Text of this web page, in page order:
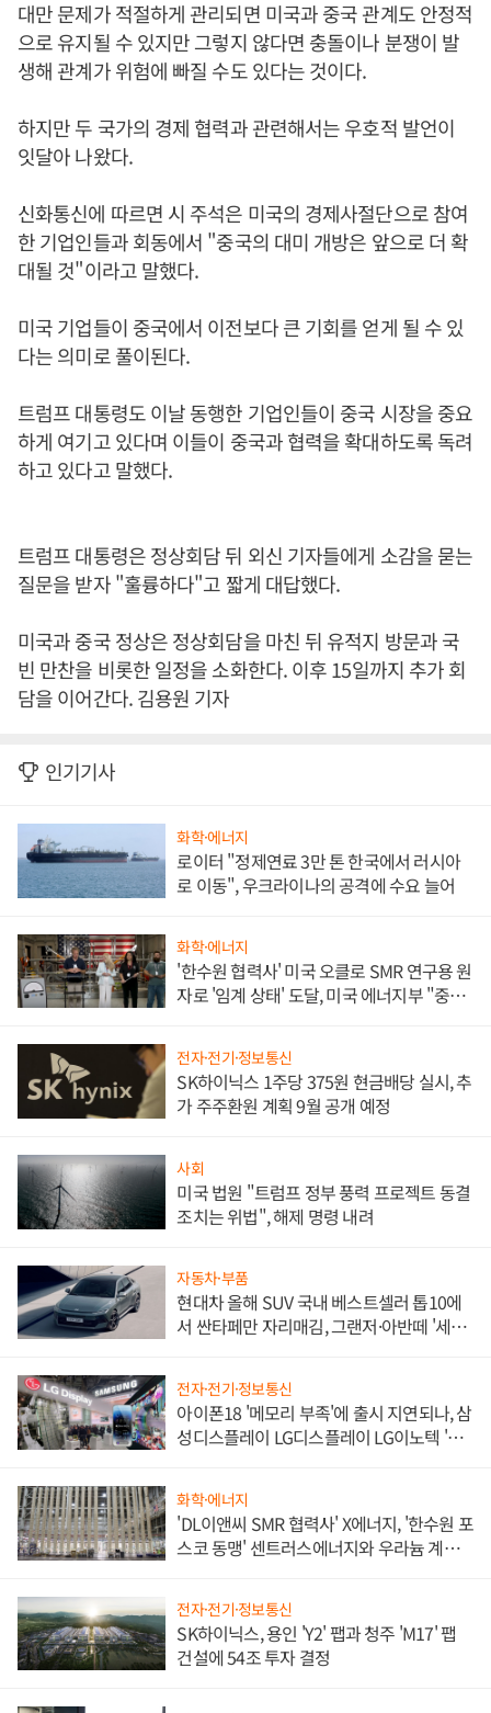
대만 문제가 적절하게 관리되면 미국과 중국 관계도 안정적
으로 유지될 수 있지만 그렇지 않다면 충돌이나 분쟁이 발
생해 관계가 위험에 빠질 수도 있다는 것이다.
하지만 두 국가의 경제 협력과 관련해서는 우호적 발언이
잇달아 나왔다.
신화통신에 따르면 시 주석은 미국의 경제사절단으로 참여
한 기업인들과 회동에서 "중국의 대미 개방은 앞으로 더 확
대될 것"이라고 말했다.
미국 기업들이 중국에서 이전보다 큰 기회를 얻게 될 수 있
다는 의미로 풀이된다.
트럼프 대통령도 이날 동행한 기업인들이 중국 시장을 중요
하게 여기고 있다며 이들이 중국과 협력을 확대하도록 독려
하고 있다고 말했다.
트럼프 대통령은 정상회담 뒤 외신 기자들에게 소감을 묻는
질문을 받자 "훌륭하다"고 짧게 대답했다.
미국과 중국 정상은 정상회담을 마친 뒤 유적지 방문과 국
빈 만찬을 비롯한 일정을 소화한다. 이후 15일까지 추가 회
담을 이어간다. 김용원 기자
인기기사
화학·에너지
로이터 "정제연료 3만 톤 한국에서 러시아
로 이동", 우크라이나의 공격에 수요 늘어
화학·에너지
'한수원 협력사' 미국 오클로 SMR 연구용 원
자로 '임계 상태' 도달, 미국 에너지부 "중요
전자·전기·정보통신
SK하이닉스 1주당 375원 현금배당 실시, 추
가 주주환원 계획 9월 공개 예정
사회
미국 법원 "트럼프 정부 풍력 프로젝트 동결
조치는 위법", 해제 명령 내려
자동차·부품
현대차 올해 SUV 국내 베스트셀러 톱10에
서 싼타페만 자리매김, 그랜저·아반떼 '세단
전자·전기·정보통신
아이폰18 '메모리 부족'에 출시 지연되나, 삼
성디스플레이 LG디스플레이 LG이노텍 '탈
화학·에너지
'DL이앤씨 SMR 협력사' X에너지, '한수원 포
스코 동맹' 센트러스에너지와 우라늄 계약
전자·전기·정보통신
SK하이닉스, 용인 'Y2' 팹과 청주 'M17' 팹
건설에 54조 투자 결정